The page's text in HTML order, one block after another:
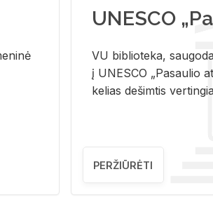
UNESCO
VU biblioteka,
į UNESCO „Pasaulio
kelias dešimtis
PERŽIŪRĖTI